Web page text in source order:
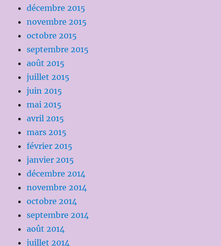
décembre 2015
novembre 2015
octobre 2015
septembre 2015
août 2015
juillet 2015
juin 2015
mai 2015
avril 2015
mars 2015
février 2015
janvier 2015
décembre 2014
novembre 2014
octobre 2014
septembre 2014
août 2014
juillet 2014